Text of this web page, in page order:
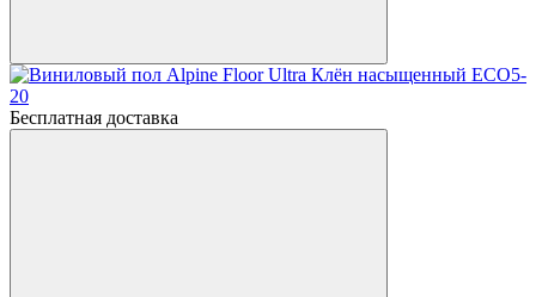
Бесплатная доставка